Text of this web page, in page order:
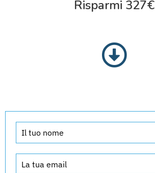
Risparmi 327€